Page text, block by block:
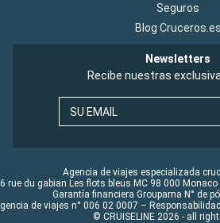
Seguros
Blog Cruceros.es
Newsletters
Recibe nuestras
SU EMAIL
Agencia de viajes especializada
rue du gabian Les flots bleus MC 98 000
Garantía financiera Groupama N° de
de viajes n° 006 02 0007 –
© CRUISELINE 2026 - all